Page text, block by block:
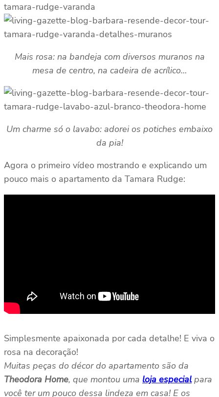
Mais rosa: na bandeja com diversos muranos na
mesa de centro, na cadeira de acrílico…
Um charme só o lavabo: adorei os potiches embaixo
da pia!
Agora o primeiro vídeo mostrando e explicando um
pouco mais o apartamento da Tamara Rudge:
Simplesmente apaixonada por cada detalhe! E viva o
rosa na decoração!
Muitas peças do décor do apartamento são da
Theodora Home, que montou uma loja especial para
você ter um pouco dessa lindeza em casa! E os